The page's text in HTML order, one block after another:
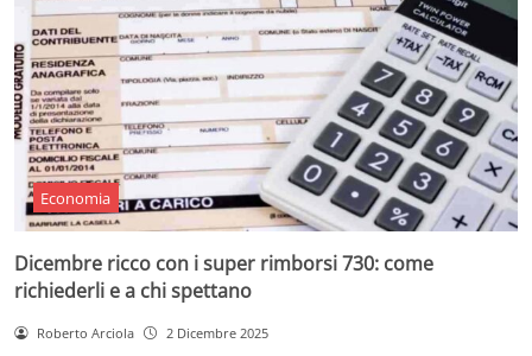
Economia
Dicembre ricco con i super rimborsi 730: come
richiederli e a chi spettano
Roberto Arciola 2 Dicembre 2025